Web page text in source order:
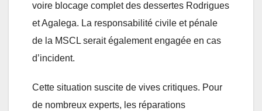
voire blocage complet des dessertes Rodrigues
et Agalega. La responsabilité civile et pénale
de la MSCL serait également engagée en cas
d’incident.
Cette situation suscite de vives critiques. Pour
de nombreux experts, les réparations